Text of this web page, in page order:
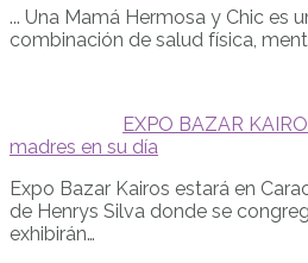
... Una Mamá Hermosa y Chic es
combinación de salud física,
EXPO BAZAR
madres en su día
Expo Bazar Kairos estará en
de Henrys Silva donde se
exhibirán…